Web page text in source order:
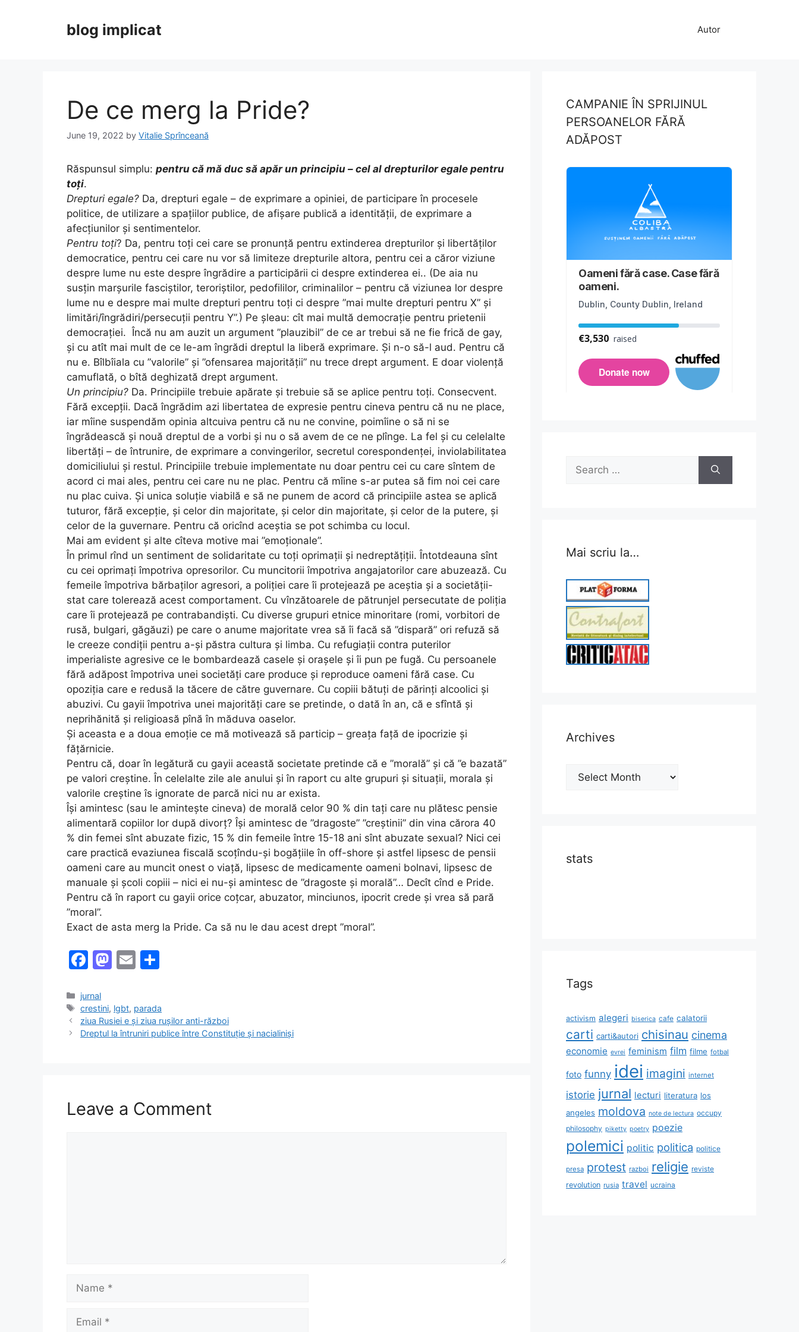
blog implicat Autor
De ce merg la Pride?
June 19, 2022 by Vitalie Sprînceană
Răspunsul simplu: pentru că mă duc să apăr un principiu – cel al drepturilor egale pentru
toți.
Drepturi egale? Da, drepturi egale – de exprimare a opiniei, de participare în procesele
politice, de utilizare a spațiilor publice, de afișare publică a identității, de exprimare a
afecțiunilor și sentimentelor.
Pentru toți? Da, pentru toți cei care se pronunță pentru extinderea drepturilor și libertăților
democratice, pentru cei care nu vor să limiteze drepturile altora, pentru cei a căror viziune
despre lume nu este despre îngrădire a participării ci despre extinderea ei.. (De aia nu
susțin marșurile fasciștilor, teroriștilor, pedofililor, criminalilor – pentru că viziunea lor despre
lume nu e despre mai multe drepturi pentru toți ci despre ”mai multe drepturi pentru X” și
limitări/îngrădiri/persecuții pentru Y”.) Pe șleau: cît mai multă democrație pentru prietenii
democrației. Încă nu am auzit un argument ”plauzibil” de ce ar trebui să ne fie frică de gay,
și cu atît mai mult de ce le-am îngrădi dreptul la liberă exprimare. Și n-o să-l aud. Pentru că
nu e. Bîlbîiala cu ”valorile” și ”ofensarea majorității” nu trece drept argument. E doar violență
camuflată, o bîtă deghizată drept argument.
Un principiu? Da. Principiile trebuie apărate și trebuie să se aplice pentru toți. Consecvent.
Fără excepții. Dacă îngrădim azi libertatea de expresie pentru cineva pentru că nu ne place,
iar mîine suspendăm opinia altcuiva pentru că nu ne convine, poimîine o să ni se
îngrădească și nouă dreptul de a vorbi și nu o să avem de ce ne plînge. La fel și cu celelalte
libertăți – de întrunire, de exprimare a convingerilor, secretul corespondenței, inviolabilitatea
domiciliului și restul. Principiile trebuie implementate nu doar pentru cei cu care sîntem de
acord ci mai ales, pentru cei care nu ne plac. Pentru că mîine s-ar putea să fim noi cei care
nu plac cuiva. Și unica soluție viabilă e să ne punem de acord că principiile astea se aplică
tuturor, fără excepție, și celor din majoritate, și celor din majoritate, și celor de la putere, și
celor de la guvernare. Pentru că oricînd aceștia se pot schimba cu locul.
Mai am evident și alte cîteva motive mai ”emoționale”.
În primul rînd un sentiment de solidaritate cu toți oprimații și nedreptățiții. Întotdeauna sînt
cu cei oprimați împotriva opresorilor. Cu muncitorii împotriva angajatorilor care abuzează. Cu
femeile împotriva bărbaților agresori, a poliției care îi protejează pe aceștia și a societății-
stat care tolerează acest comportament. Cu vînzătoarele de pătrunjel persecutate de poliția
care îi protejează pe contrabandiști. Cu diverse grupuri etnice minoritare (romi, vorbitori de
rusă, bulgari, găgăuzi) pe care o anume majoritate vrea să îi facă să ”dispară” ori refuză să
le creeze condiții pentru a-și păstra cultura și limba. Cu refugiații contra puterilor
imperialiste agresive ce le bombardează casele și orașele și îi pun pe fugă. Cu persoanele
fără adăpost împotriva unei societăți care produce și reproduce oameni fără case. Cu
opoziția care e redusă la tăcere de către guvernare. Cu copiii bătuți de părinți alcoolici și
abuzivi. Cu gayii împotriva unei majorități care se pretinde, o dată în an, că e sfîntă și
neprihănită și religioasă pînă în măduva oaselor.
Și aceasta e a doua emoție ce mă motivează să particip – greața față de ipocrizie și
fățărnicie.
Pentru că, doar în legătură cu gayii această societate pretinde că e ”morală” și că ”e bazată”
pe valori creștine. În celelalte zile ale anului și în raport cu alte grupuri și situații, morala și
valorile creștine îs ignorate de parcă nici nu ar exista.
Își amintesc (sau le amintește cineva) de morală celor 90 % din tați care nu plătesc pensie
alimentară copiilor lor după divorț? Își amintesc de ”dragoste” ”creștinii” din vina cărora 40
% din femei sînt abuzate fizic, 15 % din femeile între 15-18 ani sînt abuzate sexual? Nici cei
care practică evaziunea fiscală scoțîndu-și bogățiile în off-shore și astfel lipsesc de pensii
oameni care au muncit onest o viață, lipsesc de medicamente oameni bolnavi, lipsesc de
manuale și școli copiii – nici ei nu-și amintesc de ”dragoste și morală”… Decît cînd e Pride.
Pentru că în raport cu gayii orice coțcar, abuzator, minciunos, ipocrit crede și vrea să pară
”moral”.
Exact de asta merg la Pride. Ca să nu le dau acest drept ”moral”.
F
c
e
b
M
o
d
E
l
e
Categories
jurnal
Tags
crestini, lgbt, parada
ziua Rusiei e și ziua rușilor anti-război
Dreptul la întruniri publice între Constituție și nacialiniși
Leave a Comment
CAMPANIE ÎN SPRIJINUL
PERSOANELOR FĂRĂ
ADĂPOST
Search
for:
Mai scriu la…
Archives
Archives
stats
Tags
activism alegeri biserica cafe calatorii
carti carti&autori chisinau cinema
economie evrei feminism film filme fotbal
foto funny idei imagini internet
istorie jurnal lecturi literatura los
angeles moldova note de lectura occupy
philosophy piketty poetry poezie
polemici politic politica politice
presa protest razboi religie reviste
revolution rusia travel ucraina